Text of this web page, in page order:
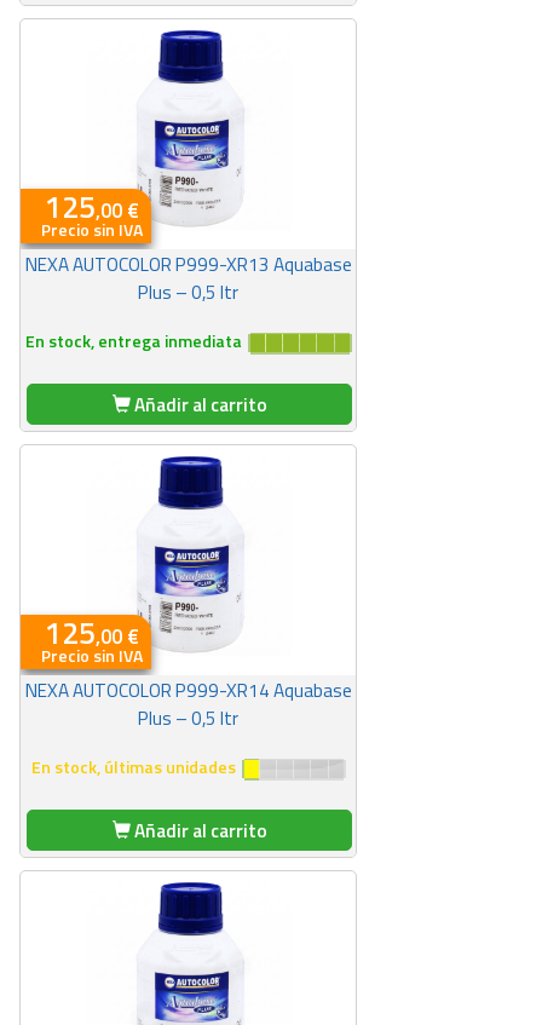
125,00 €
Precio sin IVA
En stock, entrega inmediata
NEXA AUTOCOLOR P999-XR13 Aquabase
Plus – 0,5 ltr
Añadir al carrito
125,00 €
Precio sin IVA
En stock, últimas unidades
NEXA AUTOCOLOR P999-XR14 Aquabase
Plus – 0,5 ltr
Añadir al carrito